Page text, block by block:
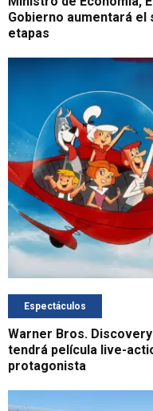
Gobierno aumentará el
etapas
Espectáculos
Warner Bros.
tendrá película live-
protagonista